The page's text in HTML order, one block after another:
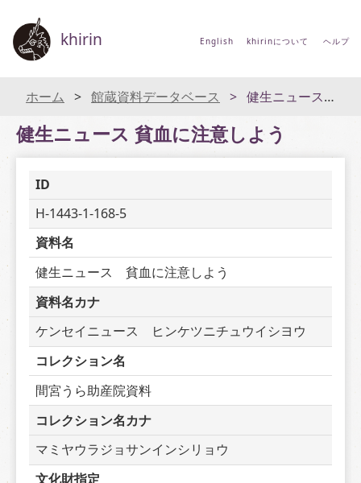
khirin English khirinについて ヘルプ
ホーム 館蔵資料データベース 健生ニュース 貧血に注意しよう
健生ニュース 貧血に注意しよう
ID
H-1443-1-168-5
資料名
健生ニュース　貧血に注意しよう
資料名カナ
ケンセイニュース　ヒンケツニチュウイシヨウ
コレクション名
間宮うら助産院資料
コレクション名カナ
マミヤウラジョサンインシリョウ
文化財指定